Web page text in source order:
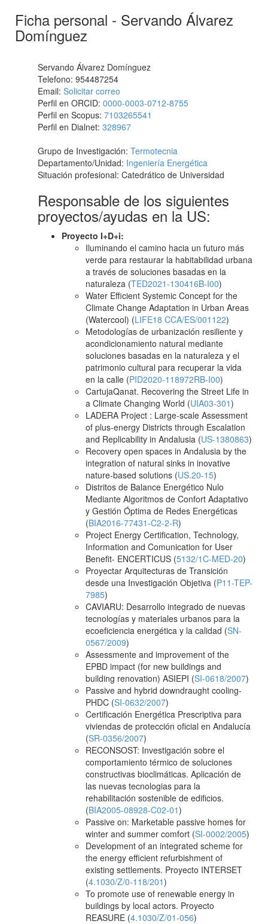
Ficha personal - Servando Álvarez
Domínguez
Servando Álvarez Domínguez
Telefono: 954487254
Email: Solicitar correo
Perfil en ORCID: 0000-0003-0712-8755
Perfil en Scopus: 7103265541
Perfil en Dialnet: 328967
Grupo de Investigación: Termotecnia
Departamento/Unidad: Ingeniería Energética
Situación profesional: Catedrático de Universidad
Responsable de los siguientes
proyectos/ayudas en la US:
Proyecto I+D+i:
Iluminando el camino hacia un futuro más
verde para restaurar la habitabilidad urbana
a través de soluciones basadas en la
naturaleza (TED2021-130416B-I00)
Water Efficient Systemic Concept for the
Climate Change Adaptation in Urban Areas
(Watercool) (LIFE18 CCA/ES/001122)
Metodologías de urbanización resiliente y
acondicionamiento natural mediante
soluciones basadas en la naturaleza y el
patrimonio cultural para recuperar la vida
en la calle (PID2020-118972RB-I00)
CartujaQanat. Recovering the Street Life in
a Climate Changing World (UIA03-301)
LADERA Project : Large-scale Assessment
of plus-energy Districts through Escalation
and Replicability in Andalusia (US-1380863)
Recovery open spaces in Andalusia by the
integration of natural sinks in inovative
nature-based solutions (US.20-15)
Distritos de Balance Energético Nulo
Mediante Algoritmos de Confort Adaptativo
y Gestión Óptima de Redes Energéticas
(BIA2016-77431-C2-2-R)
Project Energy Certification, Technology,
Information and Comunication for User
Benefit- ENCERTICUS (5132/1C-MED-20)
Proyectar Arquitecturas de Transición
desde una Investigación Objetiva (P11-TEP-
7985)
CAVIARU: Desarrollo integrado de nuevas
tecnologías y materiales urbanos para la
ecoeficiencia energética y la calidad (SN-
0567/2009)
Assessmente and improvement of the
EPBD impact (for new buildings and
building renovation) ASIEPI (SI-0618/2007)
Passive and hybrid downdraught cooling-
PHDC (SI-0632/2007)
Certificación Energética Prescriptiva para
viviendas de protección oficial en Andalucía
(SR-0356/2007)
RECONSOST: Investigación sobre el
comportamiento térmico de soluciones
constructivas bioclimáticas. Aplicación de
las nuevas tecnologias para la
rehabilitación sostenible de edificios.
(BIA2005-08928-C02-01)
Passive on: Marketable passive homes for
winter and summer comfort (SI-0002/2005)
Development of an integrated scheme for
the energy efficient refurbishment of
existing settlements. Proyecto INTERSET
(4.1030/Z/0-118/201)
To promote use of renewable energy in
buildings by local actors. Proyecto
REASURE (4.1030/Z/01-056)